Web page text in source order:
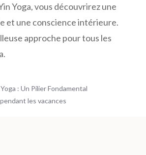
Yoga, vous découvrirez une
et une conscience intérieure.
approche pour tous les
: Un Pilier Fondamental
les vacances